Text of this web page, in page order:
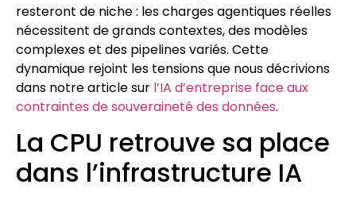
resteront de niche : les charges agentiques réelles
nécessitent de grands contextes, des modèles
complexes et des pipelines variés. Cette
dynamique rejoint les tensions que nous décrivions
dans notre article sur l’IA d’entreprise face aux
contraintes de souveraineté des données.
La CPU retrouve sa place
dans l’infrastructure IA